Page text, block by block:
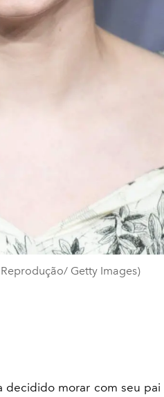
Getty Images)
decidido morar com seu pai